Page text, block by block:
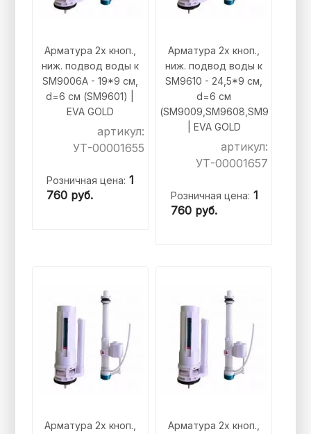
Арматура 2х кноп.,
ниж. подвод воды к
SM9006A - 19*9 см,
d=6 см (SM9601) |
EVA GOLD
артикул:
УТ-00001655
Розничная цена: 1
760 руб.
Арматура 2х кноп.,
ниж. подвод воды к
SM9610 - 24,5*9 см,
d=6 см
(SM9009,SM9608,SM9610)
| EVA GOLD
артикул:
УТ-00001657
Розничная цена: 1
760 руб.
Арматура 2х кноп.,
Арматура 2х кноп.,